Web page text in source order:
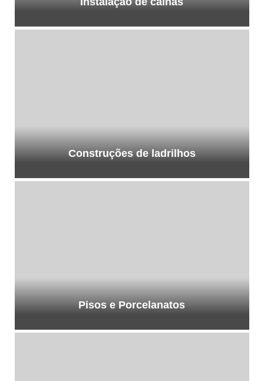
Construções de ladrilhos
Pisos e Porcelanatos